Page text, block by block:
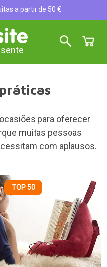
a partir de 50 €
para oferecer
muitas pessoas
com aplausos.
TOP 50